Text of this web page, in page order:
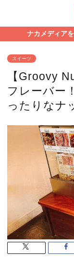
ナカメディア
スイーツ
【Groovy
フレーバー
ったりなナ